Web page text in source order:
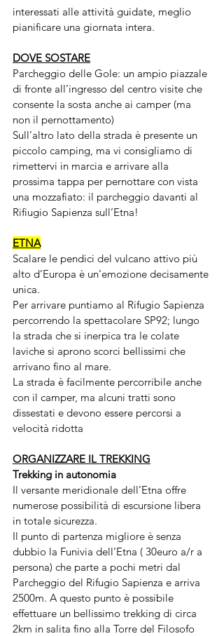
interessati alle attività guidate, meglio
pianificare una giornata intera.
DOVE SOSTARE
Parcheggio delle Gole: un ampio piazzale
di fronte all’ingresso del centro visite che
consente la sosta anche ai camper (ma
non il pernottamento)
Sull’altro lato della strada è presente un
piccolo camping, ma vi consigliamo di
rimettervi in marcia e arrivare alla
prossima tappa per pernottare con vista
una mozzafiato: il parcheggio davanti al
Rifiugio Sapienza sull’Etna!
ETNA
Scalare le pendici del vulcano attivo più
alto d’Europa è un’emozione decisamente
unica.
Per arrivare puntiamo al Rifugio Sapienza
percorrendo la spettacolare SP92; lungo
la strada che si inerpica tra le colate
laviche si aprono scorci bellissimi che
arrivano fino al mare.
La strada è facilmente percorribile anche
con il camper, ma alcuni tratti sono
dissestati e devono essere percorsi a
velocità ridotta
ORGANIZZARE IL TREKKING
Trekking in autonomia
Il versante meridionale dell’Etna offre
numerose possibilità di escursione libera
in totale sicurezza.
Il punto di partenza migliore è senza
dubbio la Funivia dell’Etna ( 30euro a/r a
persona) che parte a pochi metri dal
Parcheggio del Rifugio Sapienza e arriva
2500m. A questo punto è possibile
effettuare un bellissimo trekking di circa
2km in salita fino alla Torre del Filosofo